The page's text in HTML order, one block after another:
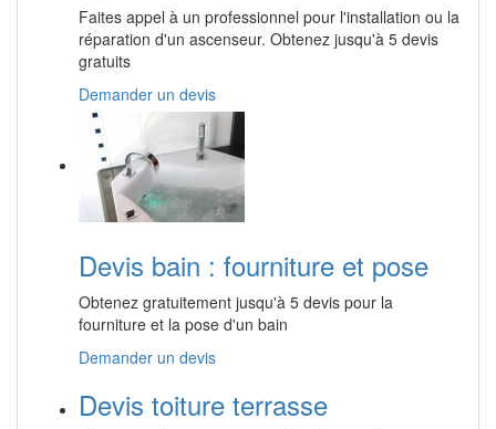
Faites appel à un professionnel pour l'installation ou la
réparation d'un ascenseur. Obtenez jusqu'à 5 devis
gratuits
Demander un devis
Devis bain : fourniture et pose
Obtenez gratuitement jusqu'à 5 devis pour la
fourniture et la pose d'un bain
Demander un devis
Devis toiture terrasse